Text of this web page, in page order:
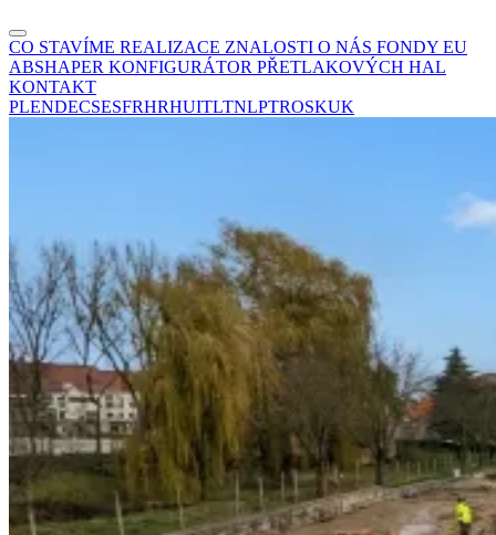
CO STAVÍME REALIZACE ZNALOSTI O NÁS FONDY EU
ABSHAPER KONFIGURÁTOR PŘETLAKOVÝCH HAL
KONTAKT
PLENDECSESFRHRHUITLTNLPTROSKUK